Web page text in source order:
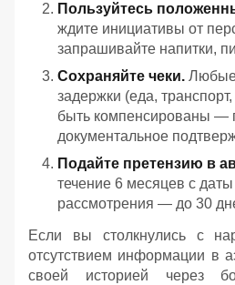
Пользуйтесь
ждите инициативы от
запрашивайте напитки,
Сохраняйте чеки. Любые
задержки (еда,
быть компенсированы —
документальное
Подайте претензию в
течение 6 месяцев с
рассмотрения — до 30
Если вы столкнулись с
отсутствием информации в
своей историей через